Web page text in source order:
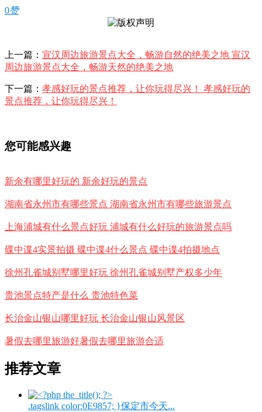
0赞
上一篇： 宣汉周边旅游景点大全，畅游自然的绝美之地 宣汉
周边旅游景点大全，畅游天然的绝美之地
下一篇： 孝感好玩的景点推荐，让你玩得尽兴！ 孝感好玩的
景点推荐，让你玩得尽兴！
您可能感兴趣
新余有哪里好玩的 新余好玩的景点
湖南省永州市有哪些景点 湖南省永州市有哪些旅游景点
上海浦城有什么景点好玩 浦城有什么好玩的旅游景点吗
碟中谍4实景拍摄 碟中谍4什么景点 碟中谍4拍摄地点
徐州孔雀城别墅哪里好玩 徐州孔雀城别墅产权多少年
贵池景点特产是什么 贵池特色菜
长治金山银山哪里好玩 长治金山银山风景区
暑假去哪里旅游好暑假去哪里旅游合适
推荐文章
.tagslink color:0E9857; }保定市今天...